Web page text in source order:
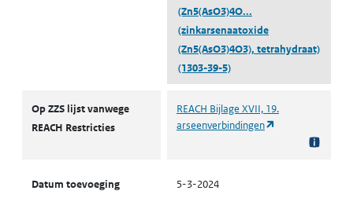
(Zn5(AsO3)4O...
(zinkarsenaatoxide
(Zn5(AsO3)4O3), tetrahydraat)
(1303-39-5)
Op ZZS lijst vanwege
REACH Restricties
REACH Bijlage XVII, 19.
arseenverbindingen
Datum toevoeging 5-3-2024